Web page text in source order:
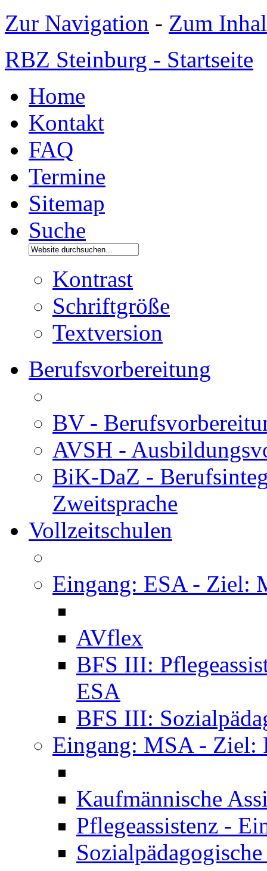
Zur Navigation - Zum
RBZ Steinburg - Startseite
Home
Kontakt
FAQ
Termine
Sitemap
Suche
Kontrast
Schriftgröße
Textversion
Berufsvorbereitung
BV -
AVSH -
BiK-DaZ -
Zweitsprache
Vollzeitschulen
Eingang: ESA - Ziel:
AVflex
BFS III:
ESA
BFS III:
Eingang: MSA - Ziel:
Kaufmännische
Pflegeassistenz -